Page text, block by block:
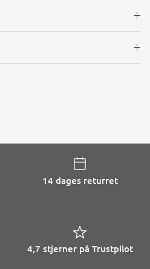
14 dages returret
4,7 stjerner på Trustpilot